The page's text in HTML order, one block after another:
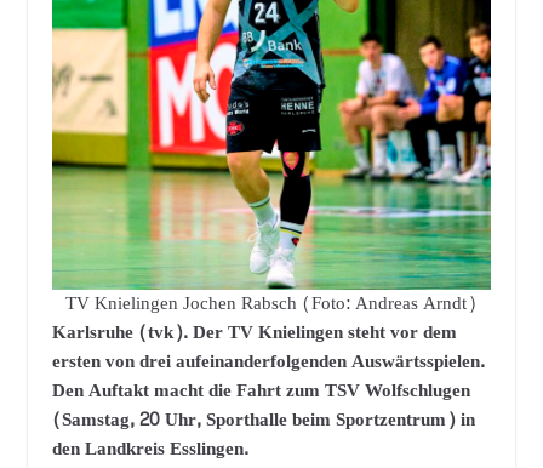
TV Knielingen Jochen Rabsch (Foto: Andreas Arndt)
Karlsruhe (tvk). Der TV Knielingen steht vor dem
ersten von drei aufeinanderfolgenden Auswärtsspielen.
Den Auftakt macht die Fahrt zum TSV Wolfschlugen
(Samstag, 20 Uhr, Sporthalle beim Sportzentrum) in
den Landkreis Esslingen.